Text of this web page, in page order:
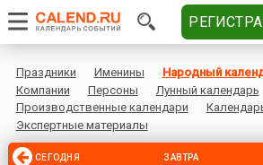
Праздники Именины Народный
Компании
Персоны
Лунный календарь
Производственные календари
Экспертные материалы
СЕГОДНЯ ЗАВТРА